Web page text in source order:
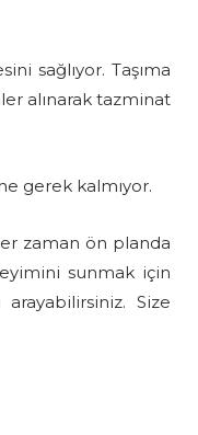
sağlıyor. Taşıma
alınarak tazminat
gerek kalmıyor.
zaman ön planda
sunmak için
Size